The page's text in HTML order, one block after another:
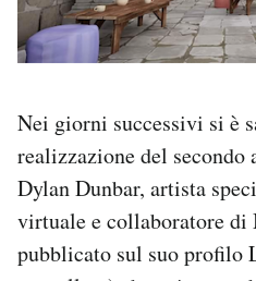
Nei giorni successivi si è
realizzazione del secondo
Dylan Dunbar, artista
virtuale e collaboratore di
pubblicato sul suo profilo